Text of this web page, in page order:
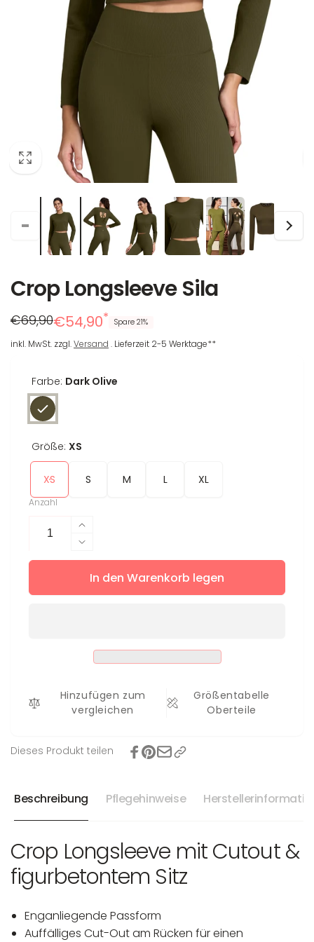
Crop Longsleeve Sila
Regulärer
Preis
€69,90
Reduzierter
Preis
€54,90* Spare 21%
inkl. MwSt. zzgl.Versand . Lieferzeit 2-5 Werktage**
Farbe: Dark Olive
Größe: XS
XS S M L XL
Anzahl
Erhöhe
die
Menge
für
Verringere
die
Menge
für
In den Warenkorb legen
Hinzufügen zum
vergleichen
Größentabelle
Oberteile
Dieses Produkt teilen
Beschreibung Pflegehinweise
Crop Longsleeve mit Cutout &
figurbetontem Sitz
Enganliegende Passform
Auffälliges Cut-Out am Rücken für einen